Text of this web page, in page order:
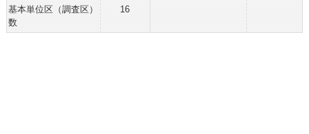
基本単位区（調査区）
数
16